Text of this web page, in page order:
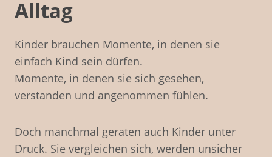
Alltag
Kinder brauchen Momente, in denen sie
einfach Kind sein dürfen.
Momente, in denen sie sich gesehen,
verstanden und angenommen fühlen.
Doch manchmal geraten auch Kinder unter
Druck. Sie vergleichen sich, werden unsicher